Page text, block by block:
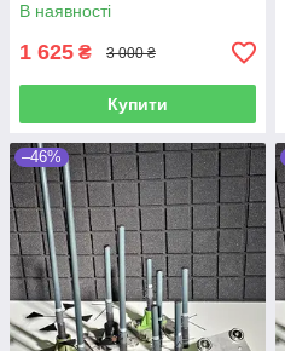
В наявності
1 625 ₴ 3 000 ₴
Купити
–46%